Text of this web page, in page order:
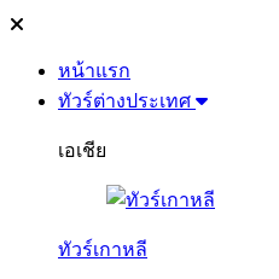
หน้าแรก
ทัวร์ต่างประเทศ
เอเชีย
ทัวร์เกาหลี